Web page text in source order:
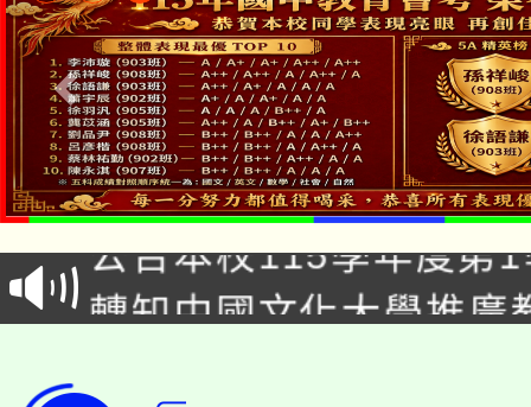
「2026金融保險知識
車」活動
桃園市115學年度學生
生本土語及新住民語歌
公告本校115學年度第
代理(課)教師甄選結果(
公告本校115學年度第
代理(課)教師甄選結果(
轉知中國文化大學推廣